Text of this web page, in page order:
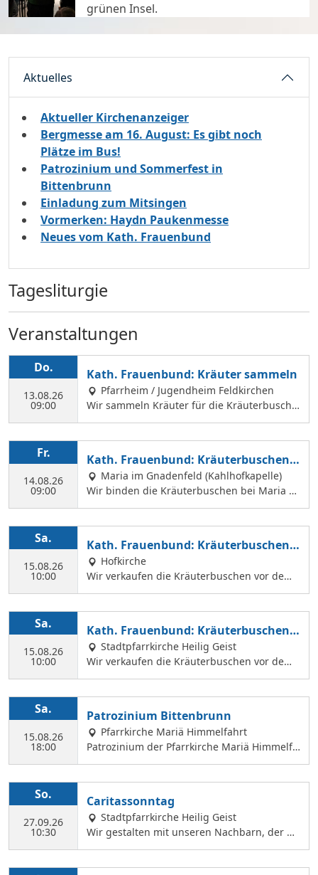
grünen Insel.
Aktuelles
Aktueller Kirchenanzeiger
Bergmesse am 16. August: Es gibt noch
Plätze im Bus!
Patrozinium und Sommerfest in
Bittenbrunn
Einladung zum Mitsingen
Vormerken: Haydn Paukenmesse
Neues vom Kath. Frauenbund
Tagesliturgie
Veranstaltungen
Do.
13.08.26
09:00
Kath. Frauenbund: Kräuter sammeln
Pfarrheim / Jugendheim Feldkirchen
Wir sammeln Kräuter für die Kräuterbusche
n, die wir am 14. August binden und an Mar
Margit Ettig am Jugendheim Feldkirchen.
Fr.
14.08.26
09:00
Kath. Frauenbund: Kräuterbuschen b
inden
Maria im Gnadenfeld (Kahlhofkapelle)
Wir binden die Kräuterbuschen bei Maria a
m Kahlhof. Wir brauchen viele Helferinnen z
der Hl. Geist Kirche Kräuterbuschen verkauf
en können.
Sa.
15.08.26
10:00
Kath. Frauenbund: Kräuterbuschen V
erkauf
Hofkirche
Wir verkaufen die Kräuterbuschen vor dem
Festgottesdienst in der Hofkirche.
Sa.
15.08.26
10:00
Kath. Frauenbund: Kräuterbuschen V
erkauf
Stadtpfarrkirche Heilig Geist
Wir verkaufen die Kräuterbuschen vor dem
Festgottesdienst in der Hl. Geist Kirche.
Sa.
15.08.26
18:00
Patrozinium Bittenbrunn
Pfarrkirche Mariä Himmelfahrt
Patrozinium der Pfarrkirche Mariä Himmelfa
hrt in Bittenbrunn Um 18:00 Uhr Festgottesd
Gestaltung durch den Kirchenchor Laetare, l
eckere Speisen, Fassbier und Weinbar. Kind
erprogramm Wir freuen uns auf dich!
So.
27.09.26
10:30
Caritassonntag
Stadtpfarrkirche Heilig Geist
Wir gestalten mit unseren Nachbarn, der Ca
ritasstation den Gottesdienst.